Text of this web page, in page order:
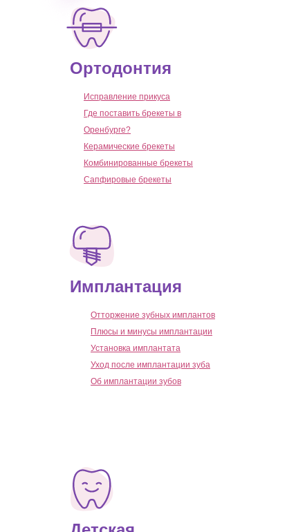
Имплантация
Ортодонтия
Отторжение зубных имплантов
Плюсы и минусы имплантации
Установка имплантата
Уход после имплантации зуба
Об имплантации зубов
Исправление прикуса
Где поставить брекеты в
Оренбурге?
Керамические брекеты
Комбинированные брекеты
Сапфировые брекеты